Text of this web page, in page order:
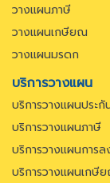
วางแผนภาษี
วางแผนเกษียณ
วางแผนมรดก
บริการวางแผน
บริการวางแผนประกั
บริการวางแผนภาษี
บริการวางแผนการ
บริการวางแผนเกษี